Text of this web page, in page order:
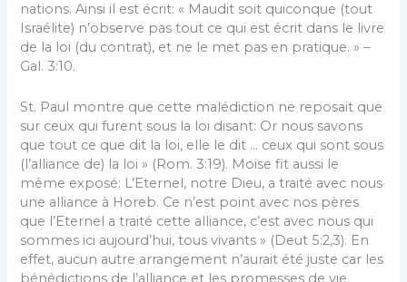
nations. Ainsi il est écrit: « Maudit soit quiconque (tout
Israélite) n’observe pas tout ce qui est écrit dans le livre
de la loi (du contrat), et ne le met pas en pratique. » –
Gal. 3:10.
St. Paul montre que cette malédiction ne reposait que
sur ceux qui furent sous la loi disant: Or nous savons
que tout ce que dit la loi, elle le dit … ceux qui sont sous
(l’alliance de) la loi » (Rom. 3:19). Moise fit aussi le
même exposé: L’Eternel, notre Dieu, a traité avec nous
une alliance à Horeb. Ce n’est point avec nos pères
que l’Eternel a traité cette alliance, c’est avec nous qui
sommes ici aujourd’hui, tous vivants » (Deut 5:2,3). En
effet, aucun autre arrangement n’aurait été juste car les
bénédictions de l’alliance et les promesses de vie